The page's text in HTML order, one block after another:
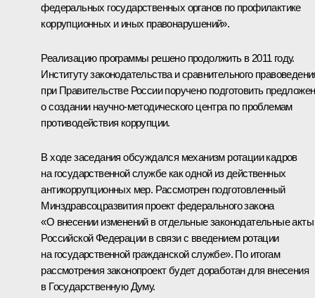
федеральных государственных органов по профилактике
коррупционных и иных правонарушений».
Реализацию программы решено продолжить в 2011 году.
Институту законодательства и сравнительного
при Правительстве России поручено подготовить
о создании научно-методического центра по проблемам
противодействия коррупции.
В ходе заседания обсуждался механизм ротации кадров
на государственной службе как одной из действенных
антикоррупционных мер. Рассмотрен подготовленный
Минздравсоцразвития проект федерального закона
«О внесении изменений в отдельные законодательные акты
Российской Федерации в связи с введением ротации
на государственной гражданской службе». По итогам
рассмотрения законопроект будет доработан для внесения
в Государственную Думу.